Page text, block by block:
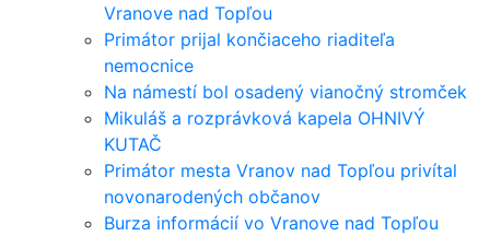
Vranove nad Topľou
Primátor prijal končiaceho riaditeľa
nemocnice
Na námestí bol osadený vianočný stromček
Mikuláš a rozprávková kapela OHNIVÝ
KUTAČ
Primátor mesta Vranov nad Topľou privítal
novonarodených občanov
Burza informácií vo Vranove nad Topľou